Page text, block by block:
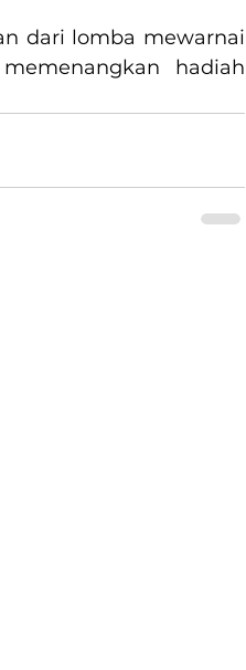
dari lomba mewarnai
hadiah